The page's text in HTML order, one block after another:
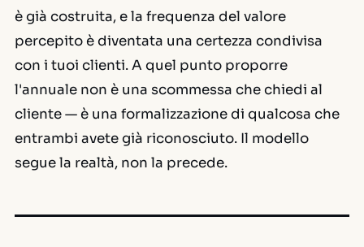
è già costruita, e la frequenza del valore
percepito è diventata una certezza condivisa
con i tuoi clienti. A quel punto proporre
l'annuale non è una scommessa che chiedi al
cliente — è una formalizzazione di qualcosa che
entrambi avete già riconosciuto. Il modello
segue la realtà, non la precede.